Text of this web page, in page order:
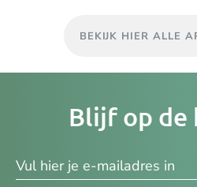
BEKIJK HIER ALLE
Blijf op de